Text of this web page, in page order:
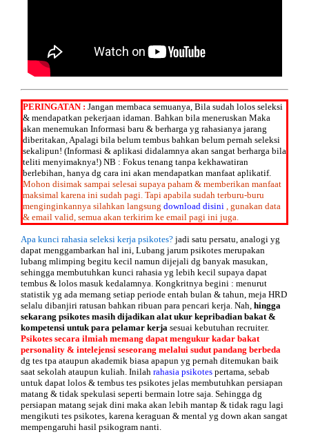
PERINGATAN : Jangan membaca semuanya, Bila sudah lolos seleksi
& mendapatkan pekerjaan idaman. Bahkan bila meneruskan Maka
akan menemukan Informasi baru & berharga yg rahasianya jarang
diberitakan, Apalagi bila belum tembus bahkan belum pernah seleksi
sekalipun! (Informasi & aplikasi didalamnya akan sangat berharga bila
teliti menyimaknya!) NB : Fokus tenang tanpa kekhawatiran
berlebihan, hanya dg cara ini akan mendapatkan manfaat aplikatif.
Mohon disimak sampai selesai supaya paham & memberikan manfaat
maksimal karena ini sudah pagi. Tapi apabila sudah terburu-buru
menginginkannya silahkan langsung download disini , gunakan data
& email valid, semua akan terkirim ke email pagi ini juga.
Apa kunci rahasia seleksi kerja psikotes? jadi satu persatu, analogi yg
dapat menggambarkan hal ini, Lubang jarum psikotes merupakan
lubang mlimping begitu kecil namun dijejali dg banyak masukan,
sehingga membutuhkan kunci rahasia yg lebih kecil supaya dapat
tembus & lolos masuk kedalamnya. Kongkritnya begini : menurut
statistik yg ada memang setiap periode entah bulan & tahun, meja HRD
selalu dibanjiri ratusan bahkan ribuan para pencari kerja. Nah, hingga
sekarang psikotes masih dijadikan alat ukur kepribadian bakat &
kompetensi untuk para pelamar kerja sesuai kebutuhan recruiter.
Psikotes secara ilmiah memang dapat mengukur kadar bakat
personality & intelejensi seseorang melalui sudut pandang berbeda
dg tes tpa ataupun akademik biasa apapun yg pernah ditemukan baik
saat sekolah ataupun kuliah. Inilah rahasia psikotes pertama, sebab
untuk dapat lolos & tembus tes psikotes jelas membutuhkan persiapan
matang & tidak spekulasi seperti bermain lotre saja. Sehingga dg
persiapan matang sejak dini maka akan lebih mantap & tidak ragu lagi
mengikuti tes psikotes, karena keraguan & mental yg down akan sangat
mempengaruhi hasil psikogram nanti.